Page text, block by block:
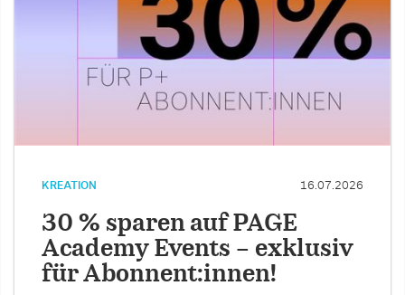
KREATION 16.07.2026
30 % sparen auf PAGE
Academy Events – exklusiv
für Abonnent:innen!